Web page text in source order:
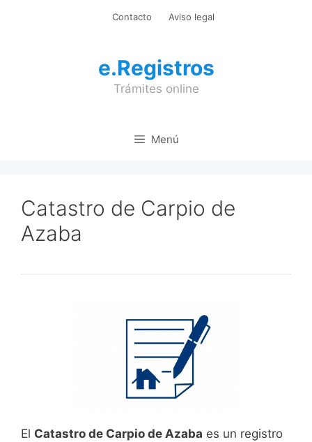
Contacto Aviso legal
e.Registros
Trámites online
Menú
Catastro de Carpio de
Azaba
El Catastro de Carpio de Azaba es un registro